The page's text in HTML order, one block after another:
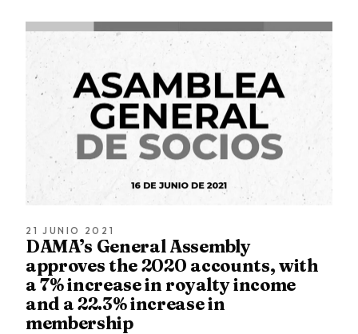
21 JUNIO 2021
DAMA’s General Assembly
approves the 2020 accounts, with
a 7% increase in royalty income
and a 22.3% increase in
membership